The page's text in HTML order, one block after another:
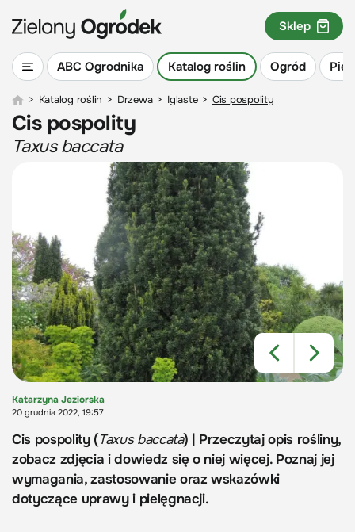
ABC Ogrodnika Katalog roślin Ogród
Sklep
> Katalog roślin > Drzewa > Iglaste > Cis pospolity
Cis pospolity
Taxus baccata
Katarzyna Jeziorska
20 grudnia 2022, 19:57
Cis pospolity (Taxus baccata) | Przeczytaj opis rośliny,
zobacz zdjęcia i dowiedz się o niej więcej. Poznaj jej
wymagania, zastosowanie oraz wskazówki
dotyczące uprawy i pielęgnacji.